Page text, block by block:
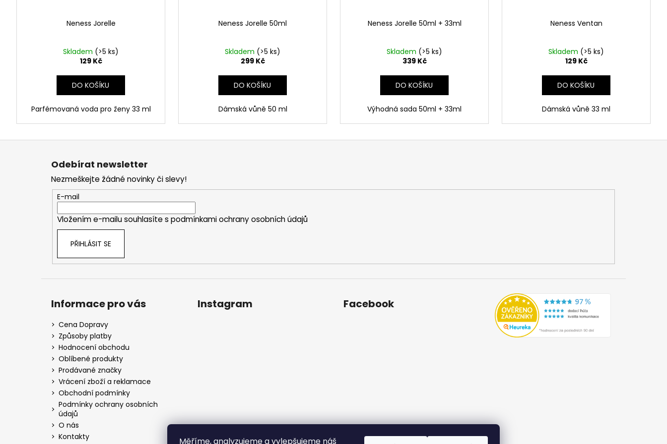
Měříme, analyzujeme a vylepšujeme náš
Neness Jorelle
Skladem (>5 ks)
129 Kč
DO KOŠÍKU
Parfémovaná voda pro ženy 33 ml
Neness Jorelle 50ml
Skladem (>5 ks)
299 Kč
DO KOŠÍKU
Dámská vůně 50 ml
Neness Jorelle 50ml + 33ml
Skladem (>5 ks)
339 Kč
DO KOŠÍKU
Výhodná sada 50ml + 33ml
Neness Ventan
Skladem (>5 ks)
129 Kč
DO KOŠÍKU
Dámská vůně 33 ml
Odebírat newsletter
Nezmeškejte žádné novinky či slevy!
E-mail
Vložením e-mailu souhlasíte s podmínkami ochrany osobních údajů
PŘIHLÁSIT SE
Informace pro vás
Cena Dopravy
Způsoby platby
Hodnocení obchodu
Oblíbené produkty
Prodávané značky
Vrácení zboží a reklamace
Obchodní podmínky
Podmínky ochrany osobních
údajů
O nás
Kontakty
Instagram Facebook